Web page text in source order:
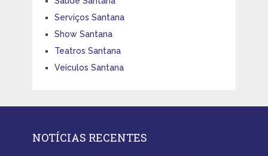
Serviços Santana
Show Santana
Teatros Santana
Veículos Santana
NOTÍCIAS RECENTES